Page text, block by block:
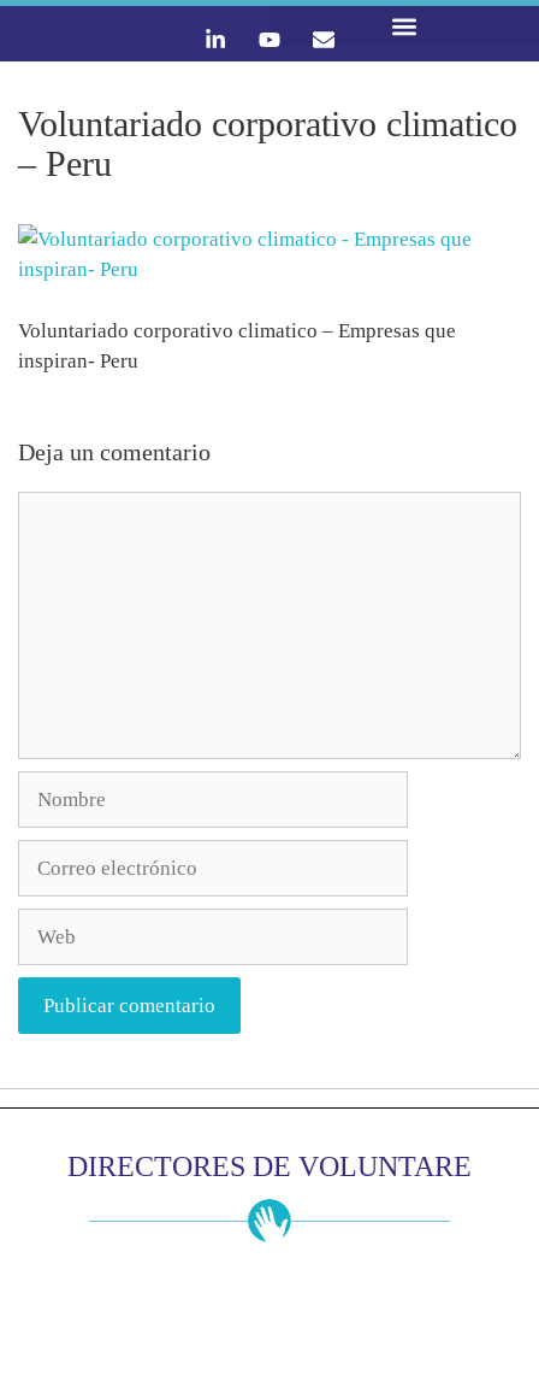
Voluntariado corporativo climatico
– Peru
Voluntariado corporativo climatico – Empresas que
inspiran- Peru
Deja un comentario
DIRECTORES DE VOLUNTARE